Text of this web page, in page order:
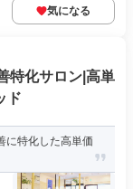
気になる
特化サロン|高単
ド
に特化した高単価